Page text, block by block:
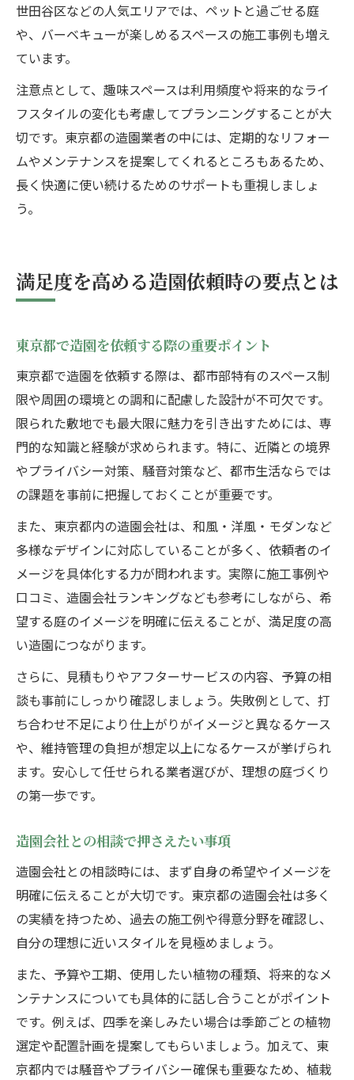
世田谷区などの人気エリアでは、ペットと過ごせる庭
や、バーベキューが楽しめるスペースの施工事例も増え
ています。
注意点として、趣味スペースは利用頻度や将来的なライ
フスタイルの変化も考慮してプランニングすることが大
切です。東京都の造園業者の中には、定期的なリフォー
ムやメンテナンスを提案してくれるところもあるため、
長く快適に使い続けるためのサポートも重視しましょ
う。
満足度を高める造園依頼時の要点とは
東京都で造園を依頼する際の重要ポイント
東京都で造園を依頼する際は、都市部特有のスペース制
限や周囲の環境との調和に配慮した設計が不可欠です。
限られた敷地でも最大限に魅力を引き出すためには、専
門的な知識と経験が求められます。特に、近隣との境界
やプライバシー対策、騒音対策など、都市生活ならでは
の課題を事前に把握しておくことが重要です。
また、東京都内の造園会社は、和風・洋風・モダンなど
多様なデザインに対応していることが多く、依頼者のイ
メージを具体化する力が問われます。実際に施工事例や
口コミ、造園会社ランキングなども参考にしながら、希
望する庭のイメージを明確に伝えることが、満足度の高
い造園につながります。
さらに、見積もりやアフターサービスの内容、予算の相
談も事前にしっかり確認しましょう。失敗例として、打
ち合わせ不足により仕上がりがイメージと異なるケース
や、維持管理の負担が想定以上になるケースが挙げられ
ます。安心して任せられる業者選びが、理想の庭づくり
の第一歩です。
造園会社との相談で押さえたい事項
造園会社との相談時には、まず自身の希望やイメージを
明確に伝えることが大切です。東京都の造園会社は多く
の実績を持つため、過去の施工例や得意分野を確認し、
自分の理想に近いスタイルを見極めましょう。
また、予算や工期、使用したい植物の種類、将来的なメ
ンテナンスについても具体的に話し合うことがポイント
です。例えば、四季を楽しみたい場合は季節ごとの植物
選定や配置計画を提案してもらいましょう。加えて、東
京都内では騒音やプライバシー確保も重要なため、植栽